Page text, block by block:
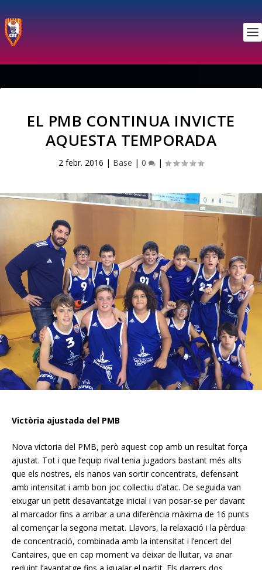
EL PMB CONTINUA INVICTE
AQUESTA TEMPORADA
2 febr. 2016 | Base | 0 |
Victòria ajustada del PMB
Nova victoria del PMB, però aquest cop amb un resultat força
ajustat. Tot i que l’equip rival tenia jugadors bastant més alts
que els nostres, els nanos van sortir concentrats, defensant
amb intensitat i amb bon joc col·lectiu d’atac. De seguida van
eixugar un petit desavantatge inicial i van posar-se per davant
al marcador fins a arribar a una diferència màxima de 16 punts
al començar la segona meitat. Llavors, la relaxació i la pèrdua
de concentració, combinada amb la intensitat i l’encert del
Cantaires, que en cap moment va deixar de lluitar, va anar